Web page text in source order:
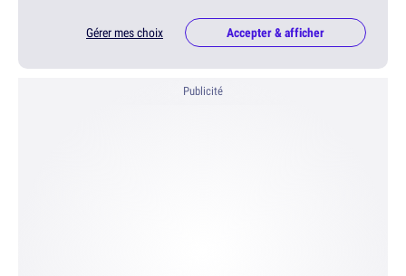
Gérer mes choix Accepter & afficher
Publicité